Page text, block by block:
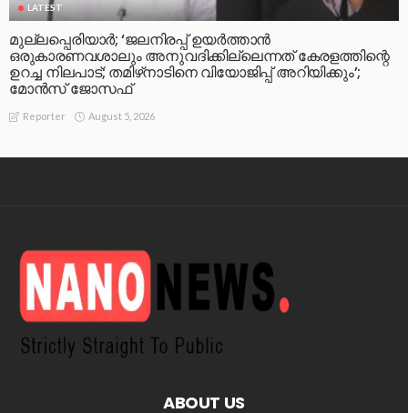
LATEST
മുല്ലപ്പെരിയാര്‍; ‘ജലനിരപ്പ് ഉയര്‍ത്താന്‍
ഒരുകാരണവശാലും അനുവദിക്കില്ലെന്നത് കേരളത്തിന്റെ
ഉറച്ച നിലപാട്; തമിഴ്‌നാടിനെ വിയോജിപ്പ് അറിയിക്കും’;
മോന്‍സ് ജോസഫ്
Reporter August 5, 2026
ABOUT US